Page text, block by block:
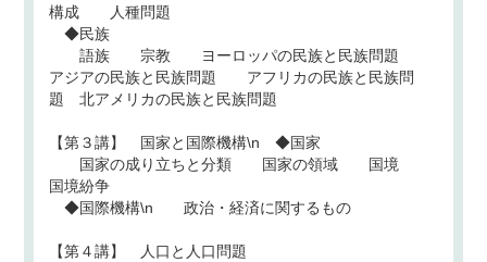
構成 人種問題
◆民族
語族 宗教 ヨーロッパの民族と民族問題
アジアの民族と民族問題 アフリカの民族と民族問
題 北アメリカの民族と民族問題
【第３講】 国家と国際機構\n ◆国家
国家の成り立ちと分類 国家の領域 国境
国境紛争
◆国際機構\n 政治・経済に関するもの
【第４講】 人口と人口問題